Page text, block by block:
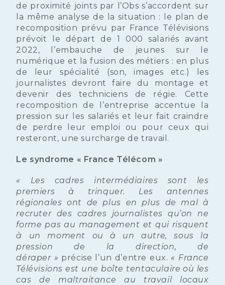
de proximité joints par l’Obs s’accordent sur
la même analyse de la situation : le plan de
recomposition prévu par France Télévisions
prévoit le départ de 1 000 salariés avant
2022, l’embauche de jeunes sur le
numérique et la fusion des métiers : en plus
de leur spécialité (son, images etc.) les
journalistes devront faire du montage et
devenir des techniciens de régie. Cette
recomposition de l’entreprise accentue la
pression sur les salariés et leur fait craindre
de perdre leur emploi ou pour ceux qui
resteront, une surcharge de travail.
Le syndrome « France Télécom »
« Les cadres intermédiaires sont les
premiers à trinquer. Les antennes
régionales ont de plus en plus de mal à
recruter des cadres journalistes qu’on ne
forme pas au management et qui risquent
à un moment ou à un autre, sous la
pression de la direction, de
déraper » précise l’un d’entre eux. « France
Télévisions est une boîte tentaculaire où les
cas de maltraitance au travail locaux